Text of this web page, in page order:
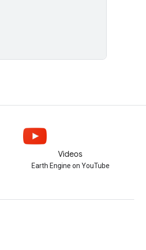
Videos
Earth Engine on YouTube